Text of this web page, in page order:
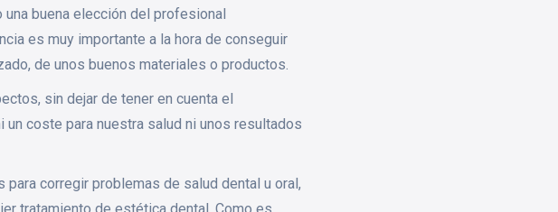
buena elección del profesional
es muy importante a la hora de conseguir
de unos buenos materiales o productos.
sin dejar de tener en cuenta el
coste para nuestra salud ni unos resultados
corregir problemas de salud dental u oral,